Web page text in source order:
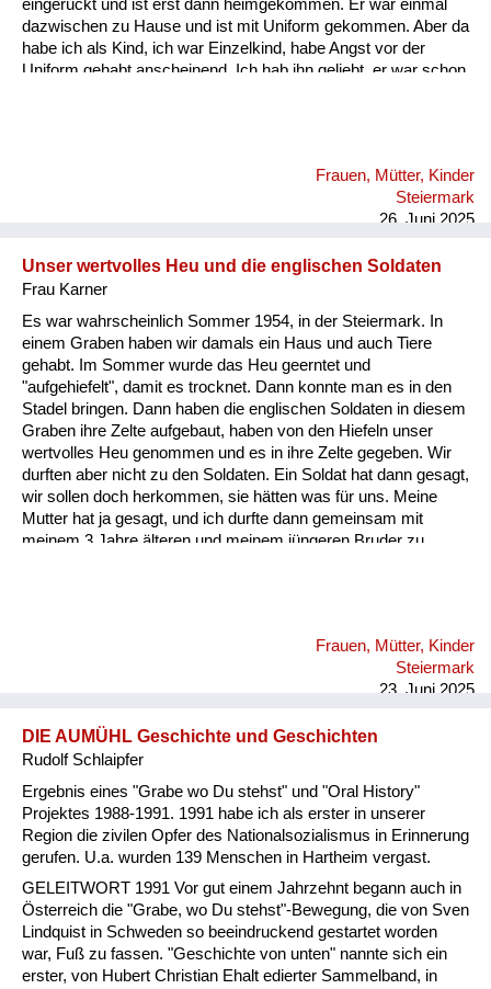
eingerückt und ist erst dann heimgekommen. Er war einmal
dazwischen zu Hause und ist mit Uniform gekommen. Aber da
habe ich als Kind, ich war Einzelkind, habe Angst vor der
Uniform gehabt anscheinend. Ich hab ihn geliebt, er war schon
meine Mutter ist mit mir immer am Bahnhof fahren mit dem
Fahrrad und der Vati war halt nie dabei, sie hat auch keine
Frauen, Mütter, Kinder
Steiermark
26. Juni 2025
Unser wertvolles Heu und die englischen Soldaten
Frau Karner
Es war wahrscheinlich Sommer 1954, in der Steiermark. In
einem Graben haben wir damals ein Haus und auch Tiere
gehabt. Im Sommer wurde das Heu geerntet und
"aufgehiefelt", damit es trocknet. Dann konnte man es in den
Stadel bringen. Dann haben die englischen Soldaten in diesem
Graben ihre Zelte aufgebaut, haben von den Hiefeln unser
wertvolles Heu genommen und es in ihre Zelte gegeben. Wir
durften aber nicht zu den Soldaten. Ein Soldat hat dann gesagt,
wir sollen doch herkommen, sie hätten was für uns. Meine
Mutter hat ja gesagt, und ich durfte dann gemeinsam mit
meinem 3 Jahre älteren und meinem jüngeren Bruder zu
Frauen, Mütter, Kinder
Steiermark
23. Juni 2025
DIE AUMÜHL Geschichte und Geschichten
Rudolf Schlaipfer
Ergebnis eines "Grabe wo Du stehst" und "Oral History"
Projektes 1988-1991. 1991 habe ich als erster in unserer
Region die zivilen Opfer des Nationalsozialismus in Erinnerung
gerufen. U.a. wurden 139 Menschen in Hartheim vergast.
GELEITWORT 1991 Vor gut einem Jahrzehnt begann auch in
Österreich die "Grabe, wo Du stehst"-Bewegung, die von Sven
Lindquist in Schweden so beeindruckend gestartet worden
war, Fuß zu fassen. "Geschichte von unten" nannte sich ein
erster, von Hubert Christian Ehalt edierter Sammelband, in